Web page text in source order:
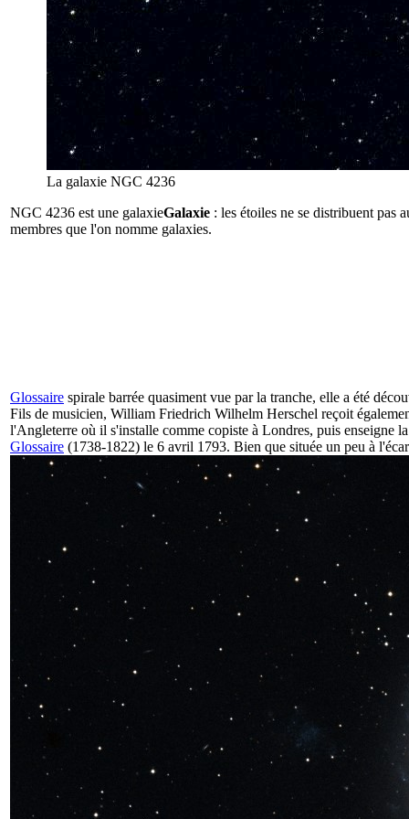
La galaxie NGC 4236
NGC 4236 est une galaxieGalaxie : les étoiles ne se distribuent pas
membres que l'on nomme galaxies.
Glossaire spirale barrée quasiment vue par la tranche, elle a été
Fils de musicien, William Friedrich Wilhelm Herschel reçoit
l'Angleterre où il s'installe comme copiste à Londres, puis enseigne
Glossaire (1738-1822) le 6 avril 1793. Bien que située un peu à